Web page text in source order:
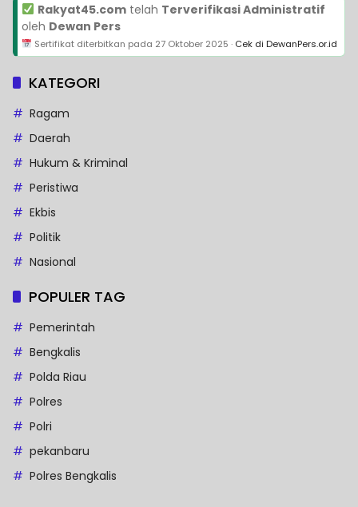
Rakyat45.comtelah Terverifikasi Administratif
oleh Dewan Pers
Sertifikat diterbitkan pada 27 Oktober 2025 · Cek di DewanPers.or.id
KATEGORI
Ragam
Daerah
Hukum & Kriminal
Peristiwa
Ekbis
Politik
Nasional
POPULER TAG
Pemerintah
Bengkalis
Polda Riau
Polres
Polri
pekanbaru
Polres Bengkalis